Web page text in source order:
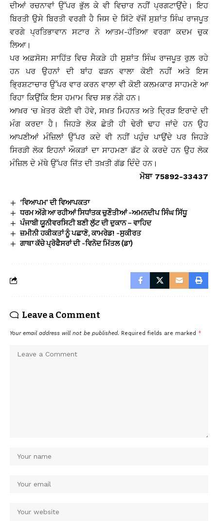
ਦੀਆਂ ਰਚਨਾਵਾਂ ਉੱਪਰ ਭੁੱਲ ਕੇ ਵੀ ਵਿਚਾਰ ਨਹੀਂ ਪ੍ਰਗਟਾਉਂਦੇ। ਇਹ
ਬਿਰਤੀ ਉਸੇ ਬਿਰਤੀ ਵਰਗੀ ਹੈ ਜਿਸ ਦੇ ਸਿੱਟੇ ਵੱਜੋਂ ਸੁਸ਼ਾਂਤ ਸਿੰਘ ਰਾਜਪੂਤ
ਵਰਗੇ ਪ੍ਰਤਿਭਾਵਾਨ ਸਟਾਰ ਨੇ ਆਤਮ-ਹੱਤਿਆ ਵਰਗਾ ਕਦਮ ਚੁਕ
ਲਿਆ।
ਪਰ ਅਫ਼ਸੋਸ! ਸਾਹਿੱਤ ਵਿਚ ਸੈਕੜੇ ਹੀ ਸੁਸ਼ਾਂਤ ਸਿੰਘ ਰਾਜਪੂਤ ਰੁਲ਼ ਰਹੇ
ਹਨ ਪਰ ਉਹਨਾਂ ਦੀ ਬਾਂਹ ਫੜਨ ਵਾਲਾ ਕੋਈ ਨਹੀਂ ਅਤੇ ਇਸ
ਭ੍ਰਿਸ਼ਟਾਚਾਰ ਉੱਪਰ ਵਾਰ ਕਰਨ ਵਾਲਾ ਵੀ ਕੋਈ ਕਲਮਕਾਰ ਸਾਹਮਣੇ ਆ
ਰਿਹਾ ਕਿਉਂਕਿ ਇਸ ਹਮਾਮ ਵਿਚ ਸਭ ਨੰਗੇ ਹਨ।
ਆਖ਼ਰ ‘ਚ ਖ਼ੇਤਰ ਕੋਈ ਵੀ ਹੋਵੇ, ਸਖ਼ਤ ਮਿਹਨਤ ਅਤੇ ਦ੍ਰਿੜ ਇਰਾਦੇ ਦੀ
ਮੰਗ ਕਰਦਾ ਹੈ। ਜਿਹੜੇ ਲੋਕ ਛੇਤੀ ਹੀ ਢੇਰੀ ਢਾਹ ਜਾਂਦੇ ਹਨ ਉਹ
ਆਪਣੀਆਂ ਮੰਜ਼ਿਲਾਂ ਉੱਪਰ ਕਦੇ ਵੀ ਨਹੀਂ ਪਹੁੰਚ ਪਾਉਂਦੇ ਪਰ ਜਿਹੜੇ
ਸਿਰੜੀ ਲੋਕ ਇਹਨਾਂ ਔਕੜਾਂ ਦਾ ਸਾਹਮਣਾ ਡੱਟ ਕੇ ਕਰਦੇ ਹਨ ਉਹ ਲੋਕ
ਮੰਜ਼ਿਲ ਦੇ ਮੱਥੇ ਉੱਪਰ ਜਿੱਤ ਦੀ ਤਖ਼ਤੀ ਗੱਡ ਦਿੰਦੇ ਹਨ।
ਮੋਬਾ 75892-33437
‘ਵਿਆਪਮ’ ਦੀ ਵਿਆਪਕਤਾ
ਧਰਮ ਅੱਗੇ ਆ ਰਹੀਆਂ ਸਿਧਾਂਤਕ ਚੁਣੌਤੀਆਂ -ਅਮਨਦੀਪ ਸਿੰਘ ਸਿੱਧੂ
ਪੰਜਾਬੀ ਯੂਨੀਵਰਸਿਟੀ ਬਣੀ ਲੁੱਟ ਦੀ ਦੁਕਾਨ – ਵਾਹਿਦ
ਜ਼ਮੀਨੀ ਹਕੀਕਤਾਂ ਨੂੰ ਪਛਾਣੋ, ਕਾਮਰੇਡ! -ਸੁਕੀਰਤ
ਗਾਥਾ ਕੱਚੇ ਪ੍ਰੋਫੈਸਰਾਂ ਦੀ -ਵਿਨੋਦ ਮਿੱਤਲ (ਡਾ)
Leave a Comment
Your email address will not be published. Required fields are marked *